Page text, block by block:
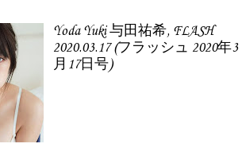
Yoda Yuki 与田祐希, FLASH
2020.03.17 (フラッシュ 2020年3
月17日号)